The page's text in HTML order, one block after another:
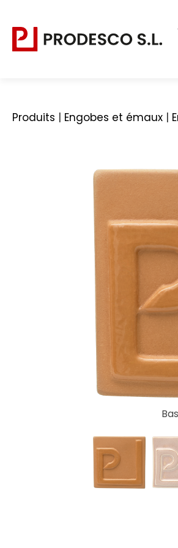
Produits | Engobes et émaux |